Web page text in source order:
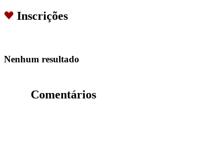
Inscrições
Nenhum resultado
Comentários